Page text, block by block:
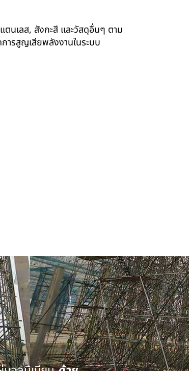
นเลส, สังกะสี และวัสดุอื่นๆ ตาม
ารสูญเสียพลังงานในระบบ